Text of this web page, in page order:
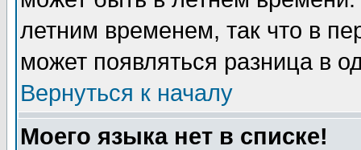
летним временем, так что в
может появляться разница в
Вернуться к началу
Моего языка нет в списке!